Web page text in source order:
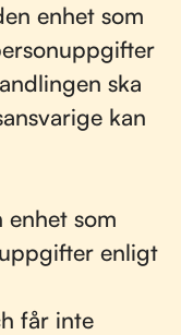
enhet som
ska
kan
som
enligt
får inte